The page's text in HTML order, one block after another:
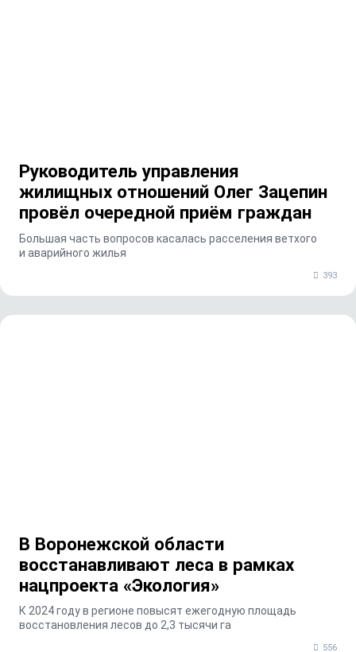
Руководитель управления
жилищных отношений Олег Зацепин
провёл очередной приём граждан
Большая часть вопросов касалась расселения ветхого
и аварийного жилья
393
В Воронежской области
восстанавливают леса в рамках
нацпроекта «Экология»
К 2024 году в регионе повысят ежегодную площадь
восстановления лесов до 2,3 тысячи га
556